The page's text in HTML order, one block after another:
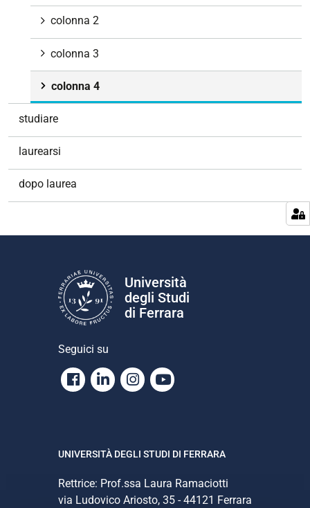
colonna 2
colonna 3
colonna 4
studiare
laurearsi
dopo laurea
Università
degli Studi
di Ferrara
Seguici su
Facebook
LinkedinInstagram
Youtube
UNIVERSITÀ DEGLI STUDI DI FERRARA
Rettrice: Prof.ssa Laura Ramaciotti
via Ludovico Ariosto, 35 - 44121 Ferrara